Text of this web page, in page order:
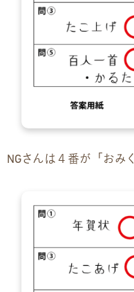
NGさんは４番が「おみ